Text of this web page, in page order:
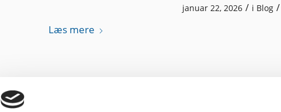
januar 22, 2026 / i Blog /
Læs mere